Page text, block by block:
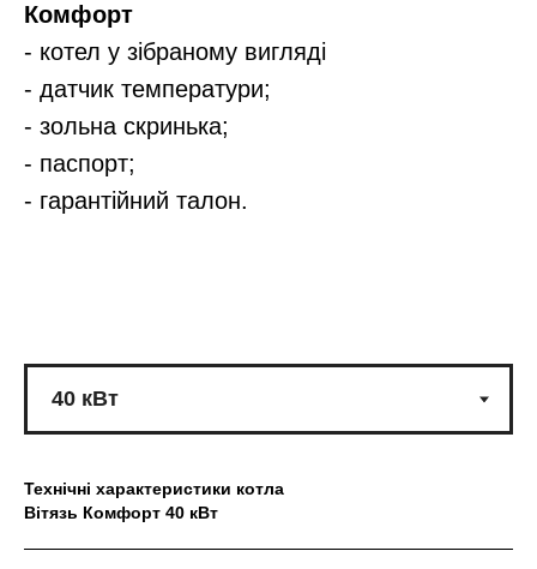
Комфорт
- котел у зібраному вигляді
- датчик температури;
- зольна скринька;
- паспорт;
- гарантійний талон.
Технічні характеристики котла
Вітязь Комфорт 40 кВт